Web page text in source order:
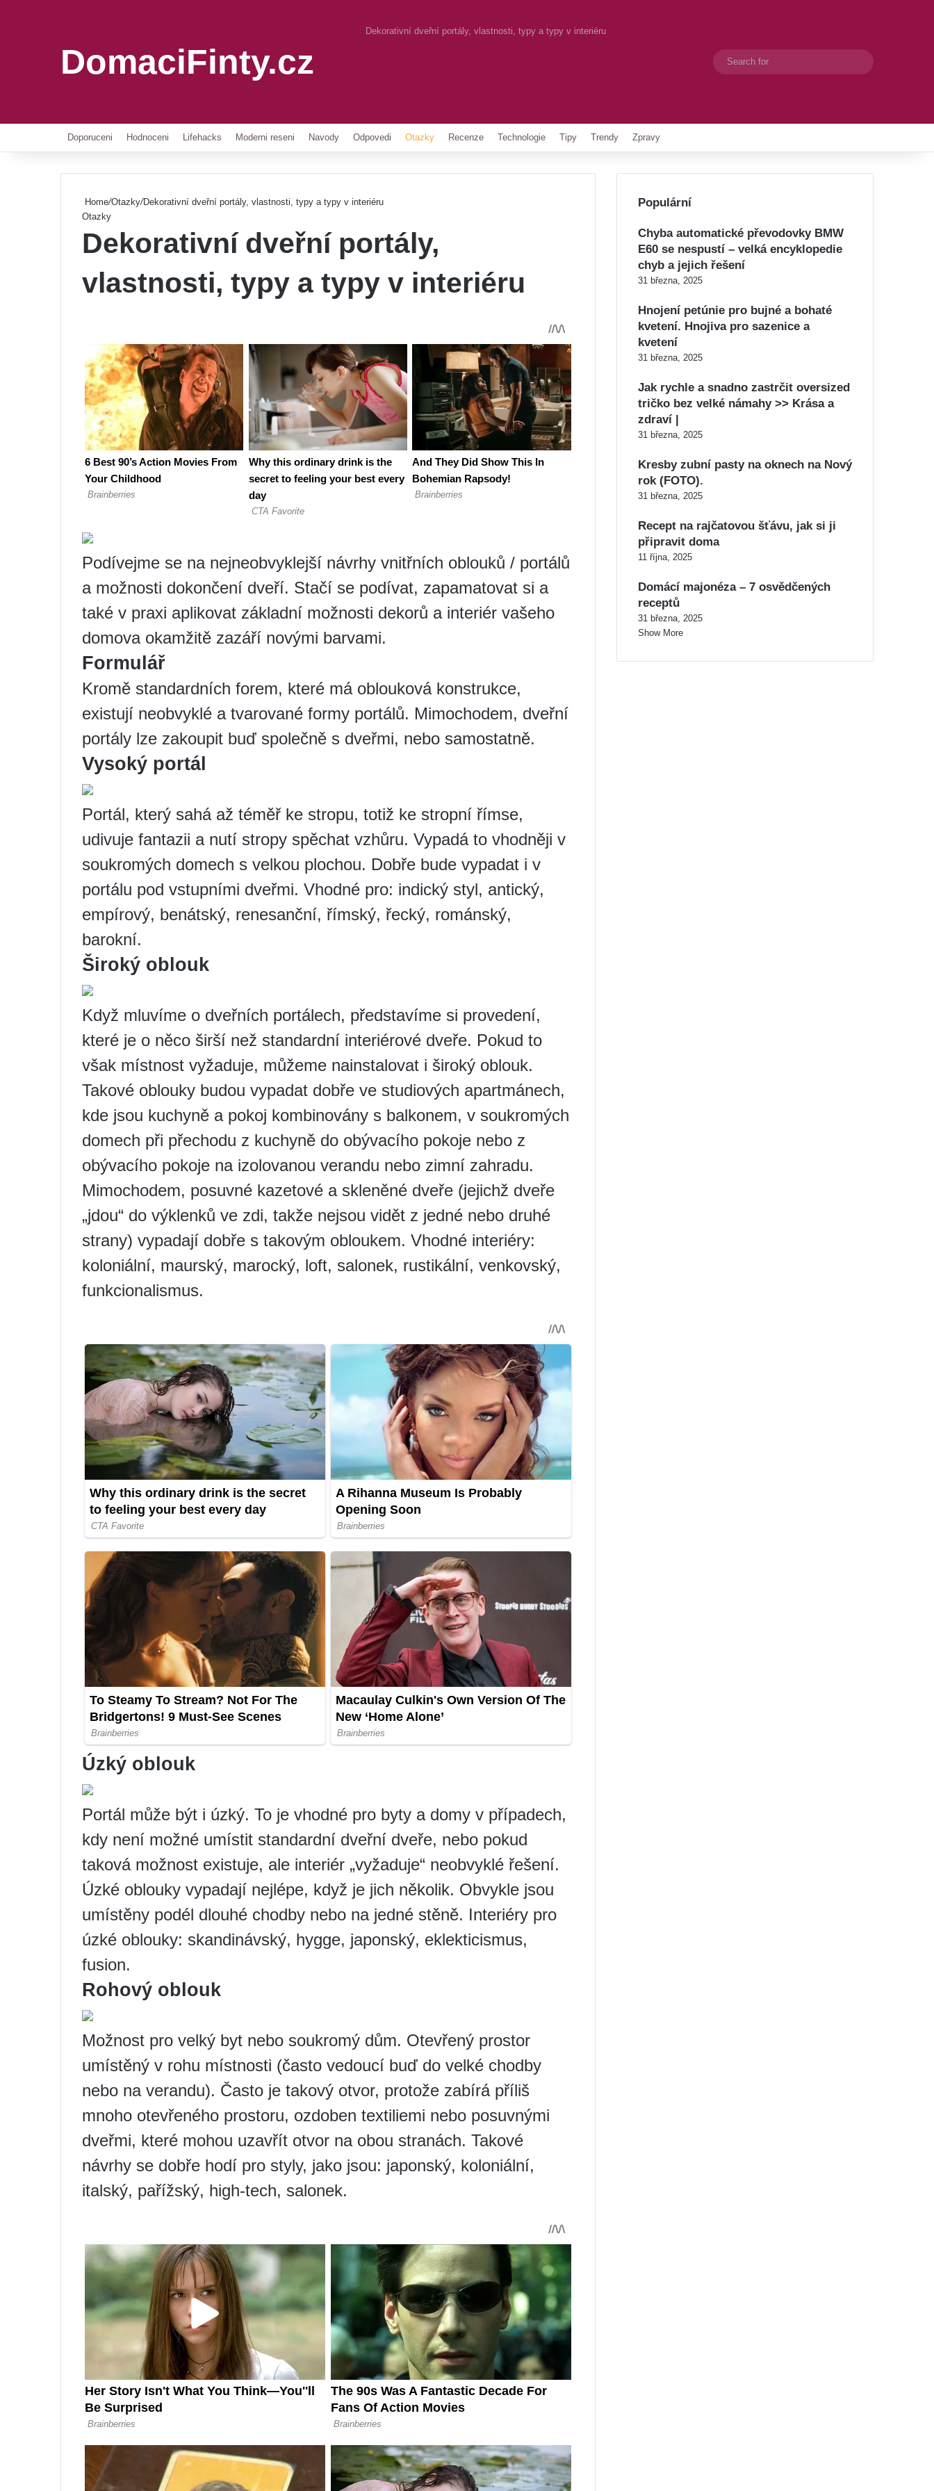
DomaciFinty.cz
Dekorativní dveřní portály, vlastnosti, typy a typy v interiéru
Switch skin
Doporuceni Hodnoceni Lifehacks Moderni reseni Navody Odpovedi Otazky Recenze Technologie Tipy Trendy Zpravy
Home/Otazky/Dekorativní dveřní portály, vlastnosti, typy a typy v interiéru
Otazky
Dekorativní dveřní portály,
vlastnosti, typy a typy v interiéru
Podívejme se na nejneobvyklejší návrhy vnitřních oblouků / portálů
a možnosti dokončení dveří. Stačí se podívat, zapamatovat si a
také v praxi aplikovat základní možnosti dekorů a interiér vašeho
domova okamžitě zazáří novými barvami.
Formulář
Kromě standardních forem, které má oblouková konstrukce,
existují neobvyklé a tvarované formy portálů. Mimochodem, dveřní
portály lze zakoupit buď společně s dveřmi, nebo samostatně.
Vysoký portál
Portál, který sahá až téměř ke stropu, totiž ke stropní římse,
udivuje fantazii a nutí stropy spěchat vzhůru. Vypadá to vhodněji v
soukromých domech s velkou plochou. Dobře bude vypadat i v
portálu pod vstupními dveřmi. Vhodné pro: indický styl, antický,
empírový, benátský, renesanční, římský, řecký, románský,
barokní.
Široký oblouk
Když mluvíme o dveřních portálech, představíme si provedení,
které je o něco širší než standardní interiérové ​​dveře. Pokud to
však místnost vyžaduje, můžeme nainstalovat i široký oblouk.
Takové oblouky budou vypadat dobře ve studiových apartmánech,
kde jsou kuchyně a pokoj kombinovány s balkonem, v soukromých
domech při přechodu z kuchyně do obývacího pokoje nebo z
obývacího pokoje na izolovanou verandu nebo zimní zahradu.
Mimochodem, posuvné kazetové a skleněné dveře (jejichž dveře
„jdou“ do výklenků ve zdi, takže nejsou vidět z jedné nebo druhé
strany) vypadají dobře s takovým obloukem. Vhodné interiéry:
koloniální, maurský, marocký, loft, salonek, rustikální, venkovský,
funkcionalismus.
Úzký oblouk
Portál může být i úzký. To je vhodné pro byty a domy v případech,
kdy není možné umístit standardní dveřní dveře, nebo pokud
taková možnost existuje, ale interiér „vyžaduje“ neobvyklé řešení.
Úzké oblouky vypadají nejlépe, když je jich několik. Obvykle jsou
umístěny podél dlouhé chodby nebo na jedné stěně. Interiéry pro
úzké oblouky: skandinávský, hygge, japonský, eklekticismus,
fusion.
Rohový oblouk
Možnost pro velký byt nebo soukromý dům. Otevřený prostor
umístěný v rohu místnosti (často vedoucí buď do velké chodby
nebo na verandu). Často je takový otvor, protože zabírá příliš
mnoho otevřeného prostoru, ozdoben textiliemi nebo posuvnými
dveřmi, které mohou uzavřít otvor na obou stranách. Takové
návrhy se dobře hodí pro styly, jako jsou: japonský, koloniální,
italský, pařížský, high-tech, salonek.
Populární
Chyba automatické převodovky BMW
E60 se nespustí – velká encyklopedie
chyb a jejich řešení
31 března, 2025
Hnojení petúnie pro bujné a bohaté
kvetení. Hnojiva pro sazenice a
kvetení
31 března, 2025
Jak rychle a snadno zastrčit oversized
tričko bez velké námahy >> Krása a
zdraví |
31 března, 2025
Kresby zubní pasty na oknech na Nový
rok (FOTO).
31 března, 2025
Recept na rajčatovou šťávu, jak si ji
připravit doma
11 října, 2025
Domácí majonéza – 7 osvědčených
receptů
31 března, 2025
Show More